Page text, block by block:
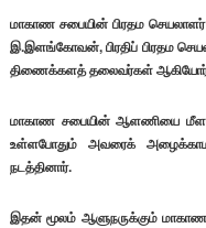
மாகாண சபையின் பிரதம செயலாளர்
இ.இளங்கோவன், பிரதிப் பிரதம
திணைக்களத் தலைவர்கள் ஆகியோர்
மாகாண சபையின் ஆளணியை
உள்ளபோதும் அவரைக்
நடத்தினார்.
இதன் மூலம் ஆளுநருக்கும்